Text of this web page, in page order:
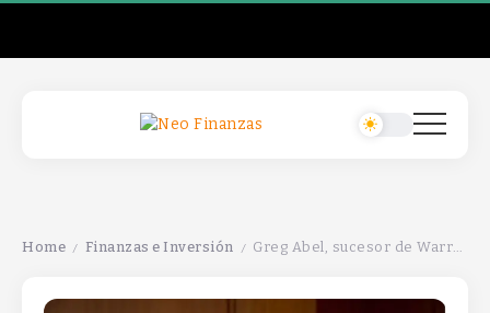
Home / Finanzas e Inversión / Greg Abel, sucesor de Warren Buffett, enfrenta el desafío de gestionar 381.600 millones en efectivo. ¿Cuál será su estrategia?